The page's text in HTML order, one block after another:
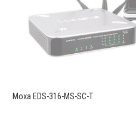
Moxa EDS-316-MS-SC-T